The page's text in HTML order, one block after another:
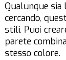
Qualunque sia
cercando,
stili. Puoi
parete
stesso colore.